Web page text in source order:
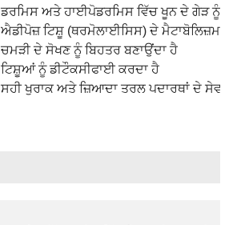
ਡਰਮਿਸ ਅਤੇ ਹਾਈਪੋਡਰਮਿਸ ਵਿੱਚ ਖੂਨ ਦੇ ਗੇੜ ਨੂੰ
ਐਡੀਪੋਜ਼ ਟਿਸ਼ੂ (ਥਰਮੋਲਾਈਸਿਸ) ਦੇ ਮੈਟਾਬੋਲਿਜ਼ਮ
ਚਮੜੀ ਦੇ ਸੋਖਣ ਨੂੰ ਬਿਹਤਰ ਬਣਾਉਂਦਾ ਹੈ
ਟਿਸ਼ੂਆਂ ਨੂੰ ਡੀਟੌਕਸੀਫਾਈ ਕਰਦਾ ਹੈ
ਸਹੀ ਖੁਰਾਕ ਅਤੇ ਜ਼ਿਆਦਾ ਤਰਲ ਪਦਾਰਥਾਂ ਦੇ